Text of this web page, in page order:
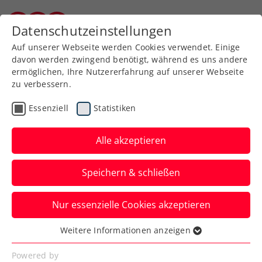
Zurück zur Newsübersicht
WTA
Upper Austria Ladies
Linz: Letzte Wildcards an
Lys und Grabher
Der deutsche Shootingstar und
Österreichs Topspielerin schlagen im
Hauptfeld des WTA-Turniers auf.
Verfasst von: Presseaussendung / Redaktion, 25.01.2025
Datenschutzeinstellungen
Auf unserer Webseite werden Cookies verwendet. Einige
davon werden zwingend benötigt, während es uns andere
ermöglichen, Ihre Nutzererfahrung auf unserer Webseite
zu verbessern.
Essenziell Statistiken
Alle akzeptieren
Speichern & schließen
Nur essenzielle Cookies akzeptieren
Essenziell
Essenzielle Cookies werden für grundlegende
Weitere Informationen anzeigen
Powered by